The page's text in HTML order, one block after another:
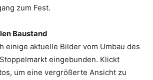
zum Fest.
Baustand
einige aktuelle Bilder vom Umbau des
eingebunden. Klickt
um eine vergrößerte Ansicht zu